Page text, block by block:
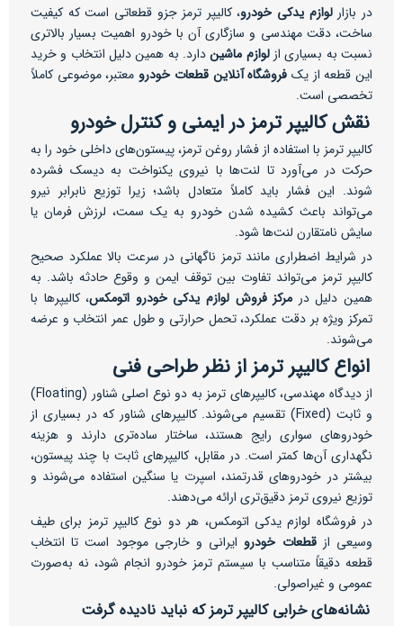
در بازارلوازم یدکی خودرو، کالیپر ترمز جزو قطعاتی است که کیفیت
ساخت، دقت مهندسی و سازگاری آن با خودرو اهمیت بسیار بالاتری
نسبت به بسیاری ازلوازم ماشیندارد. به همین دلیل انتخاب و خرید
این قطعه از یک فروشگاه آنلاین قطعات خودرومعتبر، موضوعی کاملاً
تخصصی است.
نقش کالیپر ترمز در ایمنی و کنترل خودرو
کالیپر ترمز با استفاده از فشار روغن ترمز، پیستون‌های داخلی خود را به
حرکت در می‌آورد تا لنت‌ها با نیروی یکنواخت به دیسک فشرده
شوند. این فشار باید کاملاً متعادل باشد؛ زیرا توزیع نابرابر نیرو
می‌تواند باعث کشیده شدن خودرو به یک سمت، لرزش فرمان یا
سایش نامتقارن لنت‌ها شود.
در شرایط اضطراری مانند ترمز ناگهانی در سرعت بالا عملکرد صحیح
کالیپر ترمز می‌تواند تفاوت بین توقف ایمن و وقوع حادثه باشد. به
همین دلیل در مرکز فروش لوازم یدکی خودرو اتومکس، کالیپرها با
تمرکز ویژه بر دقت عملکرد، تحمل حرارتی و طول عمر انتخاب و عرضه
می‌شوند.
انواع کالیپر ترمز از نظر طراحی فنی
از دیدگاه مهندسی، کالیپرهای ترمز به دو نوع اصلی شناور (Floating)
و ثابت (Fixed) تقسیم می‌شوند. کالیپرهای شناور که در بسیاری از
خودروهای سواری رایج هستند، ساختار ساده‌تری دارند و هزینه
نگهداری آن‌ها کمتر است. در مقابل، کالیپرهای ثابت با چند پیستون،
بیشتر در خودروهای قدرتمند، اسپرت یا سنگین استفاده می‌شوند و
توزیع نیروی ترمز دقیق‌تری ارائه می‌دهند.
در فروشگاه لوازم یدکی اتومکس، هر دو نوع کالیپر ترمز برای طیف
وسیعی ازقطعات خودروایرانی و خارجی موجود است تا انتخاب
قطعه دقیقاً متناسب با سیستم ترمز خودرو انجام شود، نه به‌صورت
عمومی و غیراصولی.
نشانه‌های خرابی کالیپر ترمز که نباید نادیده گرفت